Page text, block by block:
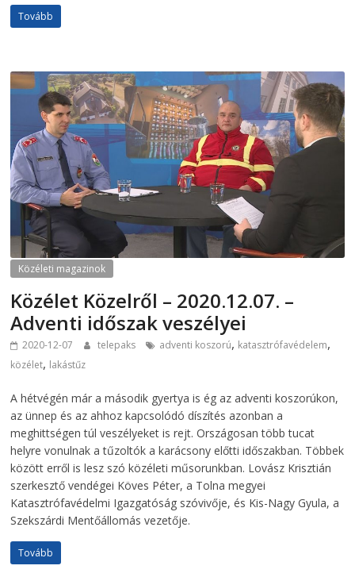
Tovább
Közéleti magazinok
Közélet Közelről – 2020.12.07. –
Adventi időszak veszélyei
2020-12-07 telepaks adventi koszorú, katasztrófavédelem,
közélet, lakástűz
A hétvégén már a második gyertya is ég az adventi koszorúkon,
az ünnep és az ahhoz kapcsolódó díszítés azonban a
meghittségen túl veszélyeket is rejt. Országosan több tucat
helyre vonulnak a tűzoltók a karácsony előtti időszakban. Többek
között erről is lesz szó közéleti műsorunkban. Lovász Krisztián
szerkesztő vendégei Köves Péter, a Tolna megyei
Katasztrófavédelmi Igazgatóság szóvivője, és Kis-Nagy Gyula, a
Szekszárdi Mentőállomás vezetője.
Tovább